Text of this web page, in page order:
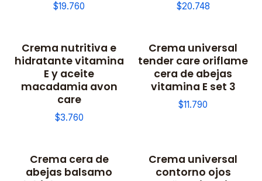
$19.760 $20.748
No disponible
Crema nutritiva e
hidratante vitamina
E y aceite
macadamia avon
care
$3.760
Crema universal
tender care oriflame
cera de abejas
vitamina E set 3
$11.790
Crema cera de
abejas balsamo
Crema universal
contorno ojos